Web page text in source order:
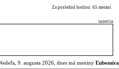
Za poslednú hodinu: 65 meraní
inzercia
9. augusta 2026, dnes má meniny Ľubomíra